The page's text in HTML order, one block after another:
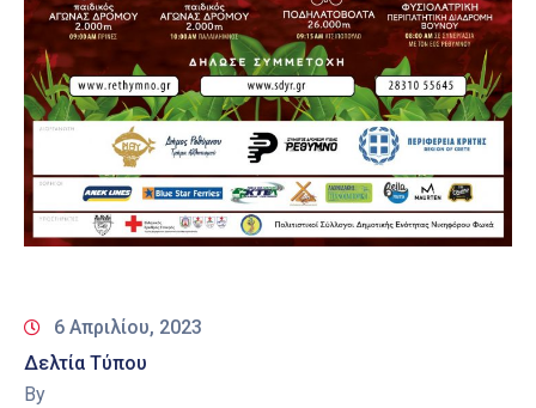
6 Απριλίου, 2023
Δελτία Τύπου
By